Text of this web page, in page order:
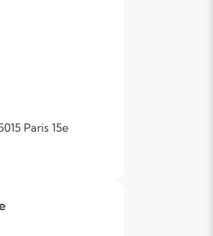
Paris 15e